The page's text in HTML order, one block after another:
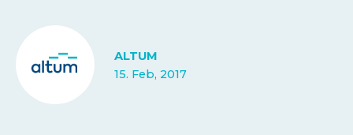
ALTUM
15. Feb, 2017